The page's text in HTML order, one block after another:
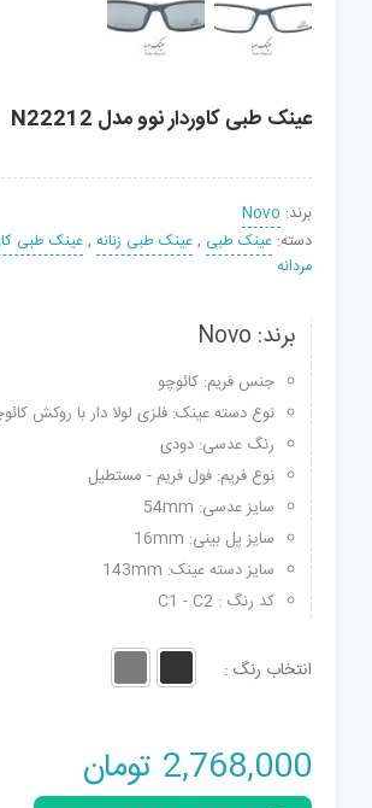
عینک طبی کاوردار نوو مدل N22212
برند: Novo
دسته: عینک طبی ,عینک طبی زنانه ,عینک طبی
مردانه
برند: Novo
جنس فریم: کائوچو
نوع دسته عینک: فلزی لولا دار با روکش
رنگ عدسی: دودی
نوع فریم: فول فریم - مستطیل
سایز عدسی: 54mm
سایز پل بینی: 16mm
سایز دسته عینک: 143mm
کد رنگ : C1 - C2
انتخاب رنگ
2,768,000 تومان